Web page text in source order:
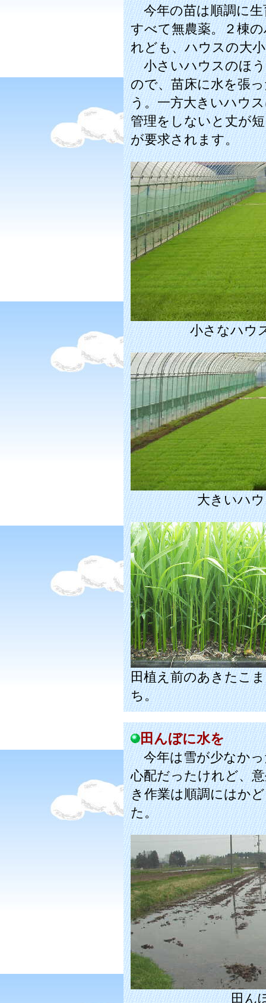
今年の苗は順調に生
すべて無農薬。２棟
れども、ハウスの大
小さいハウスのほう
ので、苗床に水を張
う。一方大きいハウ
管理をしないと丈が
が要求されます。
小さなハウ
大きいハ
田植え前のあきたこま
ち。
田んぼに水を
今年は雪が少なかっ
心配だったけれど、
き作業は順調にはか
た。
田ん